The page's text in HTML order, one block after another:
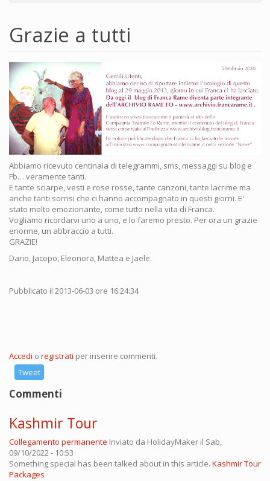
Grazie a tutti
Abbiamo ricevuto centinaia di telegrammi, sms, messaggi su blog e
Fb… veramente tanti.
E tante sciarpe, vesti e rose rosse, tante canzoni, tante lacrime ma
anche tanti sorrisi che ci hanno accompagnato in questi giorni. E'
stato molto emozionante, come tutto nella vita di Franca.
Vogliamo ricordarvi uno a uno, e lo faremo presto. Per ora un grazie
enorme, un abbraccio a tutti.
GRAZIE!
Dario, Jacopo, Eleonora, Mattea e Jaele.
Pubblicato il 2013-06-03 ore 16:24:34
Accedi o registrati per inserire commenti.
Tweet
Commenti
Kashmir Tour
Collegamento permanente Inviato da HolidayMaker il Sab,
09/10/2022 - 10:53
Something special has been talked about in this article. Kashmir Tour
Packages